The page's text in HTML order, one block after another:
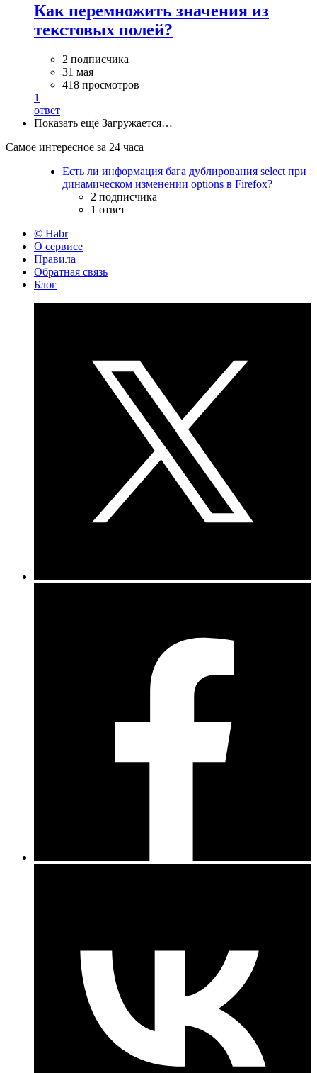
Как перемножить значения из
текстовых полей?
2 подписчика
31 мая
418 просмотров
1
ответ
Показать ещё Загружается…
Самое интересное за 24 часа
Есть ли информация бага дублирования select при
динамическом изменении options в Firefox?
2 подписчика
1 ответ
© Habr
О сервисе
Правила
Обратная связь
Блог